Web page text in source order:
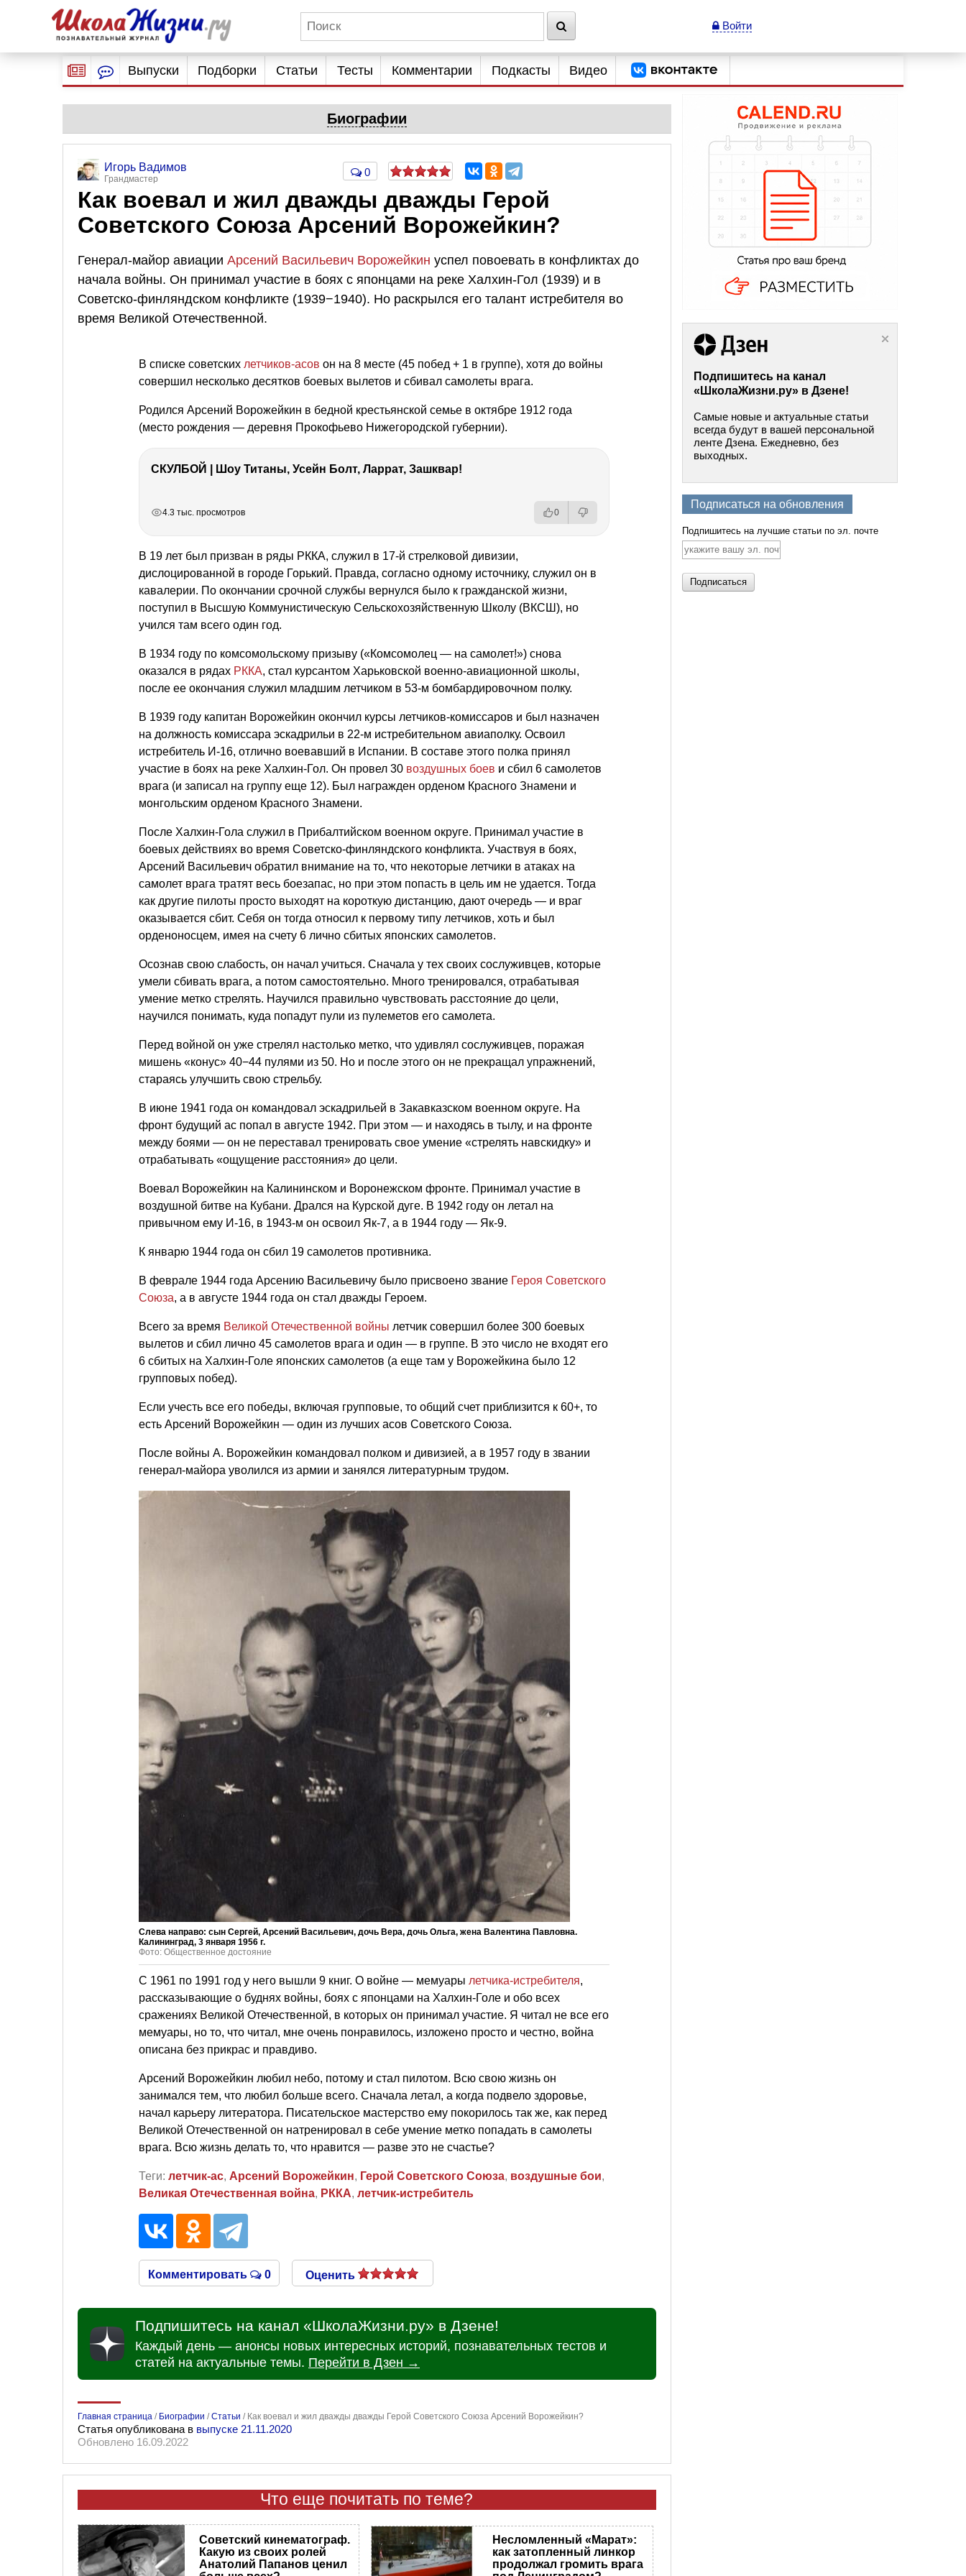
Войти
Выпуски Подборки Статьи Тесты Комментарии Подкасты Видео
Биографии
Игорь Вадимов
Грандмастер
0
Как воевал и жил дважды дважды Герой
Советского Союза Арсений Ворожейкин?
Генерал-майор авиации Арсений Васильевич Ворожейкин успел повоевать в конфликтах до
начала войны. Он принимал участие в боях с японцами на реке Халхин-Гол (1939) и в
Советско-финляндском конфликте (1939−1940). Но раскрылся его талант истребителя во
время Великой Отечественной.
В списке советских летчиков-асов он на 8 месте (45 побед + 1 в группе), хотя до войны
совершил несколько десятков боевых вылетов и сбивал самолеты врага.
Родился Арсений Ворожейкин в бедной крестьянской семье в октябре 1912 года
(место рождения — деревня Прокофьево Нижегородской губернии).
СКУЛБОЙ | Шоу Титаны, Усейн Болт, Ларрат, Зашквар!
4.3 тыс. просмотров 0
В 19 лет был призван в ряды РККА, служил в 17-й стрелковой дивизии,
дислоцированной в городе Горький. Правда, согласно одному источнику, служил он в
кавалерии. По окончании срочной службы вернулся было к гражданской жизни,
поступил в Высшую Коммунистическую Сельскохозяйственную Школу (ВКСШ), но
учился там всего один год.
В 1934 году по комсомольскому призыву («Комсомолец — на самолет!») снова
оказался в рядах РККА, стал курсантом Харьковской военно-авиационной школы,
после ее окончания служил младшим летчиком в 53-м бомбардировочном полку.
В 1939 году капитан Ворожейкин окончил курсы летчиков-комиссаров и был назначен
на должность комиссара эскадрильи в 22-м истребительном авиаполку. Освоил
истребитель И-16, отлично воевавший в Испании. В составе этого полка принял
участие в боях на реке Халхин-Гол. Он провел 30 воздушных боев и сбил 6 самолетов
врага (и записал на группу еще 12). Был награжден орденом Красного Знамени и
монгольским орденом Красного Знамени.
После Халхин-Гола служил в Прибалтийском военном округе. Принимал участие в
боевых действиях во время Советско-финляндского конфликта. Участвуя в боях,
Арсений Васильевич обратил внимание на то, что некоторые летчики в атаках на
самолет врага тратят весь боезапас, но при этом попасть в цель им не удается. Тогда
как другие пилоты просто выходят на короткую дистанцию, дают очередь — и враг
оказывается сбит. Себя он тогда относил к первому типу летчиков, хоть и был
орденоносцем, имея на счету 6 лично сбитых японских самолетов.
Осознав свою слабость, он начал учиться. Сначала у тех своих сослуживцев, которые
умели сбивать врага, а потом самостоятельно. Много тренировался, отрабатывая
умение метко стрелять. Научился правильно чувствовать расстояние до цели,
научился понимать, куда попадут пули из пулеметов его самолета.
Перед войной он уже стрелял настолько метко, что удивлял сослуживцев, поражая
мишень «конус» 40−44 пулями из 50. Но и после этого он не прекращал упражнений,
стараясь улучшить свою стрельбу.
В июне 1941 года он командовал эскадрильей в Закавказском военном округе. На
фронт будущий ас попал в августе 1942. При этом — и находясь в тылу, и на фронте
между боями — он не переставал тренировать свое умение «стрелять навскидку» и
отрабатывать «ощущение расстояния» до цели.
Воевал Ворожейкин на Калининском и Воронежском фронте. Принимал участие в
воздушной битве на Кубани. Дрался на Курской дуге. В 1942 году он летал на
привычном ему И-16, в 1943-м он освоил Як-7, а в 1944 году — Як-9.
К январю 1944 года он сбил 19 самолетов противника.
В феврале 1944 года Арсению Васильевичу было присвоено звание Героя Советского
Союза, а в августе 1944 года он стал дважды Героем.
Всего за время Великой Отечественной войны летчик совершил более 300 боевых
вылетов и сбил лично 45 самолетов врага и один — в группе. В это число не входят его
6 сбитых на Халхин-Голе японских самолетов (а еще там у Ворожейкина было 12
групповых побед).
Если учесть все его победы, включая групповые, то общий счет приблизится к 60+, то
есть Арсений Ворожейкин — один из лучших асов Советского Союза.
После войны А. Ворожейкин командовал полком и дивизией, а в 1957 году в звании
генерал-майора уволился из армии и занялся литературным трудом.
Слева направо: сын Сергей, Арсений Васильевич, дочь Вера, дочь Ольга, жена Валентина Павловна.
Калининград, 3 января 1956 г.
Фото: Общественное достояние
С 1961 по 1991 год у него вышли 9 книг. О войне — мемуары летчика-истребителя,
рассказывающие о буднях войны, боях с японцами на Халхин-Голе и обо всех
сражениях Великой Отечественной, в которых он принимал участие. Я читал не все его
мемуары, но то, что читал, мне очень понравилось, изложено просто и честно, война
описана без прикрас и правдиво.
Арсений Ворожейкин любил небо, потому и стал пилотом. Всю свою жизнь он
занимался тем, что любил больше всего. Сначала летал, а когда подвело здоровье,
начал карьеру литератора. Писательское мастерство ему покорилось так же, как перед
Великой Отечественной он натренировал в себе умение метко попадать в самолеты
врага. Всю жизнь делать то, что нравится — разве это не счастье?
Теги: летчик-ас, Арсений Ворожейкин, Герой Советского Союза, воздушные бои,
Великая Отечественная война, РККА, летчик-истребитель
Комментировать 0 Оценить
Подпишитесь на канал «ШколаЖизни.ру» в Дзене!
Каждый день — анонсы новых интересных историй, познавательных тестов и
статей на актуальные темы. Перейти в Дзен →
Главная страница / Биографии /Статьи / Как воевал и жил дважды дважды Герой Советского Союза Арсений Ворожейкин?
Статья опубликована в выпуске 21.11.2020
Обновлено 16.09.2022
Что еще почитать по теме?
Советский кинематограф.
Какую из своих ролей
Анатолий Папанов ценил
Несломленный «Марат»:
как затопленный линкор
продолжал громить врага
Подпишитесь на канал
«ШколаЖизни.ру» в Дзене!
Самые новые и актуальные статьи
всегда будут в вашей персональной
ленте Дзена. Ежедневно, без
выходных.
Подписаться на обновления
Подпишитесь на лучшие статьи по эл. почте